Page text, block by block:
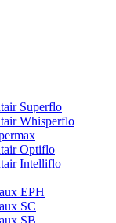
Superflo
Whisperflo
Optiflo
Intelliflo
EPH
SC
SB